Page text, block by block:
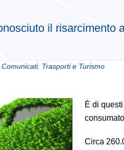
il risarcimento
Comunicati, Trasporti e Turismo
È di
Circa